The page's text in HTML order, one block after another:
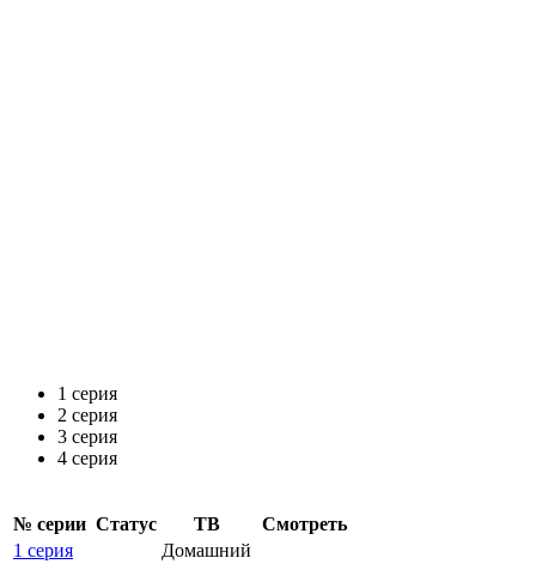
1 серия
2 серия
3 серия
4 серия
№ се­рии Ста­тус ТВ
Смот­реть
1 серия
Домашний